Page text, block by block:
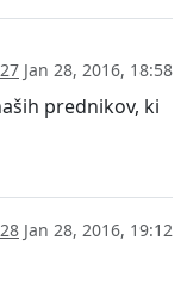
Jan 28, 2016, 18:58
prednikov, ki
Jan 28, 2016, 19:12